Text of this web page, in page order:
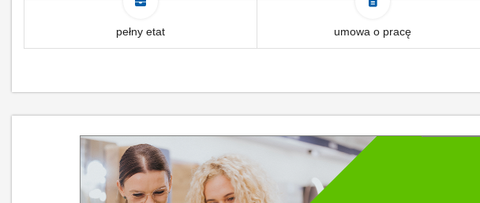
pełny etat umowa o pracę